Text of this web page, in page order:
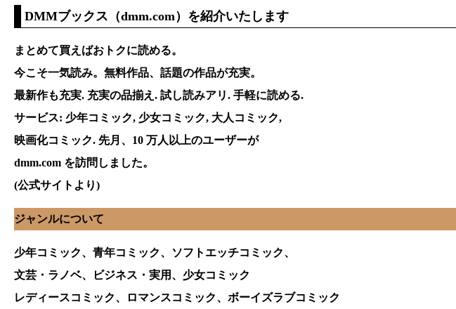
DMMブックス（dmm.com）を紹介いたします
まとめて買えばおトクに読める。
今こそ一気読み。無料作品、話題の作品が充実。
最新作も充実. 充実の品揃え. 試し読みアリ. 手軽に読める.
サービス: 少年コミック, 少女コミック, 大人コミック,
映画化コミック. 先月、10 万人以上のユーザーが
dmm.com を訪問しました。
(公式サイトより)
ジャンルについて
少年コミック、青年コミック、ソフトエッチコミック、
文芸・ラノベ、ビジネス・実用、少女コミック
レディースコミック、ロマンスコミック、ボーイズラブコミック